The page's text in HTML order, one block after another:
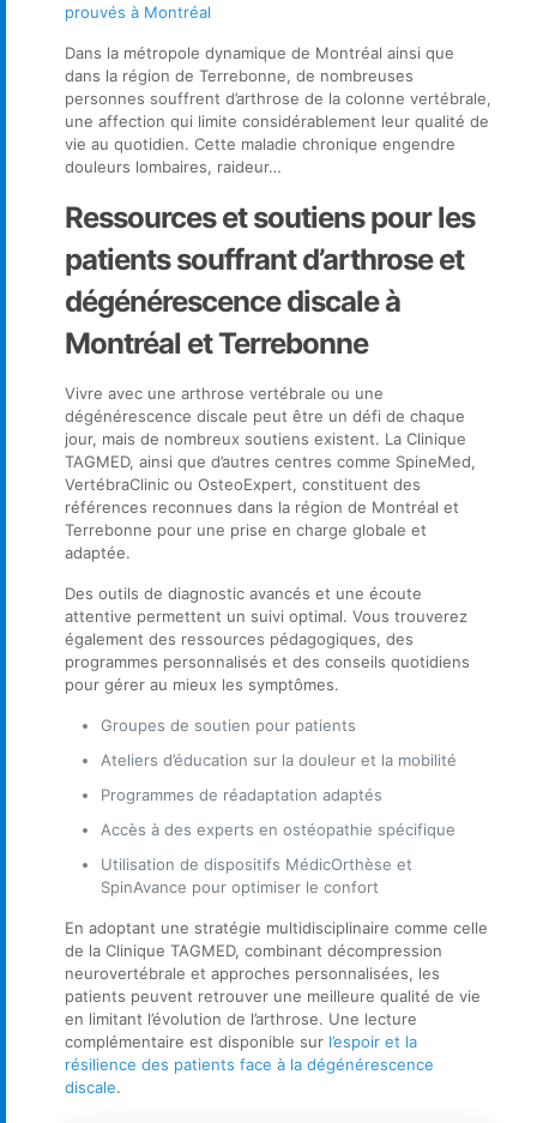
prouvés à Montréal
Dans la métropole dynamique de Montréal ainsi que
dans la région de Terrebonne, de nombreuses
personnes souffrent d’arthrose de la colonne vertébrale,
une affection qui limite considérablement leur qualité de
vie au quotidien. Cette maladie chronique engendre
douleurs lombaires, raideur…
Ressources et soutiens pour les
patients souffrant d’arthrose et
dégénérescence discale à
Montréal et Terrebonne
Vivre avec une arthrose vertébrale ou une
dégénérescence discale peut être un défi de chaque
jour, mais de nombreux soutiens existent. La Clinique
TAGMED, ainsi que d’autres centres comme SpineMed,
VertébraClinic ou OsteoExpert, constituent des
références reconnues dans la région de Montréal et
Terrebonne pour une prise en charge globale et
adaptée.
Des outils de diagnostic avancés et une écoute
attentive permettent un suivi optimal. Vous trouverez
également des ressources pédagogiques, des
programmes personnalisés et des conseils quotidiens
pour gérer au mieux les symptômes.
Groupes de soutien pour patients
Ateliers d’éducation sur la douleur et la mobilité
Programmes de réadaptation adaptés
Accès à des experts en ostéopathie spécifique
Utilisation de dispositifs MédicOrthèse et
SpinAvance pour optimiser le confort
En adoptant une stratégie multidisciplinaire comme celle
de la Clinique TAGMED, combinant décompression
neurovertébrale et approches personnalisées, les
patients peuvent retrouver une meilleure qualité de vie
en limitant l’évolution de l’arthrose. Une lecture
complémentaire est disponible sur l’espoir et la
résilience des patients face à la dégénérescence
discale.